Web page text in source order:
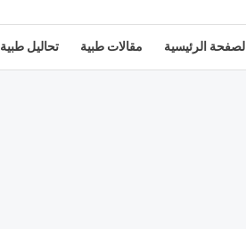
الصفحة الرئيسية مقالات طبية تحاليل طبية